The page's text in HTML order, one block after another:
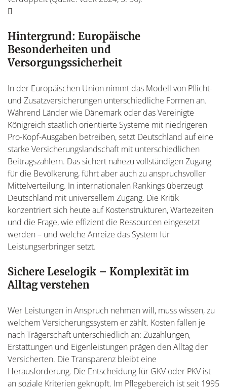
Hintergrund: Europäische
Besonderheiten und
Versorgungssicherheit
In der Europäischen Union nimmt das Modell von Pflicht-
und Zusatzversicherungen unterschiedliche Formen an.
Während Länder wie Dänemark oder das Vereinigte
Königreich staatlich orientierte Systeme mit niedrigeren
Pro-Kopf-Ausgaben betreiben, setzt Deutschland auf eine
starke Versicherungslandschaft mit unterschiedlichen
Beitragszahlern. Das sichert nahezu vollständigen Zugang
für die Bevölkerung, führt aber auch zu anspruchsvoller
Mittelverteilung. In internationalen Rankings überzeugt
Deutschland mit universellem Zugang. Die Kritik
konzentriert sich heute auf Kostenstrukturen, Wartezeiten
und die Frage, wie effizient die Ressourcen eingesetzt
werden – und welche Anreize das System für
Leistungserbringer setzt.
Sichere Leselogik – Komplexität im
Alltag verstehen
Wer Leistungen in Anspruch nehmen will, muss wissen, zu
welchem Versicherungssystem er zählt. Kosten fallen je
nach Trägerschaft unterschiedlich an: Zuzahlungen,
Erstattungen und Eigenleistungen prägen den Alltag der
Versicherten. Die Transparenz bleibt eine
Herausforderung. Die Entscheidung für GKV oder PKV ist
an soziale Kriterien geknüpft. Im Pflegebereich ist seit 1995